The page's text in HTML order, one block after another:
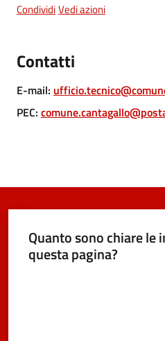
Documenti
dati
CondividiVedi azioni
Contatti
E-mail:
PEC:
Quanto sono chiare le
questa pagina?